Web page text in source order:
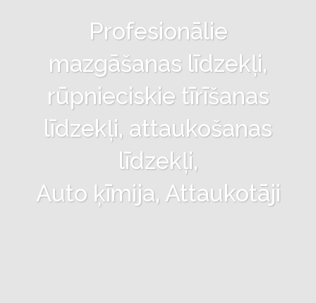
Profesionālie
mazgāšanas līdzekļi,
rūpnieciskie tīrīšanas
līdzekļi, attaukošanas
līdzekļi,
Auto ķīmija, Attaukotāji